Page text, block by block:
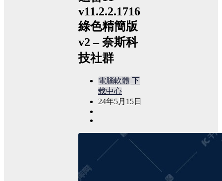
v11.2.2.1716
綠色精簡版
v2 – 奈斯科
技社群
電腦軟體 下
载中心
24年5月15日